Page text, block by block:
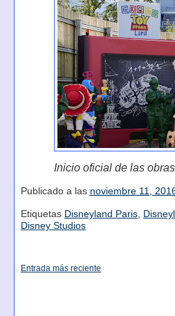
Inicio oficial de las
Publicado a las noviembre 11,
Etiquetas Disneyland Paris,
Disney Studios
Entrada más reciente